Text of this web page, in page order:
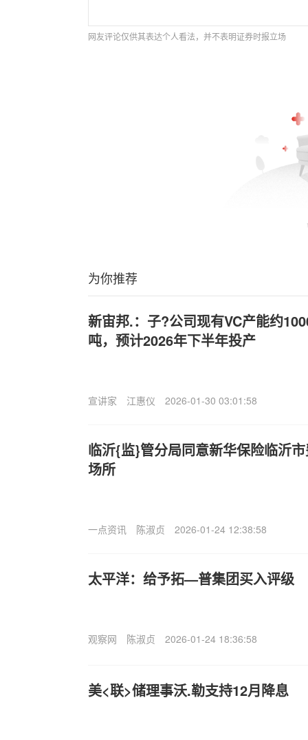
网友评论仅供其表达个人看法，并不表明证券时报立场
为你推荐
新宙邦.：子?公司现有VC产能约
吨，预计2026年下半年投产
宣讲家 江惠仪 2026-01-30 03:01:58
临沂{监}管分局同意新华保险临沂
场所
一点资讯 陈淑贞 2026-01-24 12:38:58
太平洋：给予拓—普集团买入评级
观察网 陈淑贞 2026-01-24 18:36:58
美<联>储理事沃.勒支持12月降息